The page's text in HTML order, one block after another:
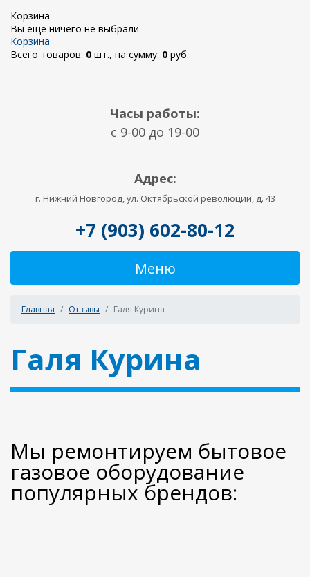
Корзина
Вы еще ничего не выбрали
Корзина
Всего товаров: 0 шт., на сумму: 0 руб.
Часы работы:
c 9-00 до 19-00
Адрес:
г. Нижний Новгород, ул. Октябрьской революции, д. 43
+7 (903) 602-80-12
Меню
Главная Отзывы Галя Курина
Галя Курина
Мы ремонтируем бытовое
газовое оборудование
популярных брендов: